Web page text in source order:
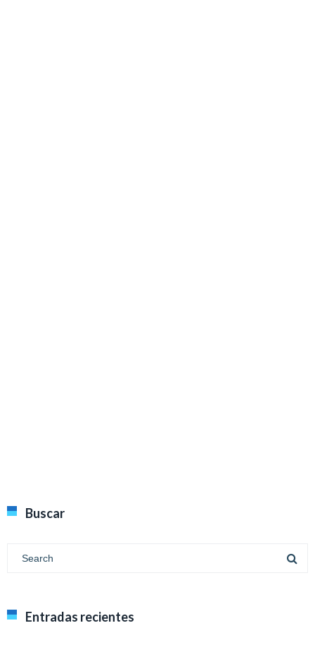
Buscar
Entradas recientes